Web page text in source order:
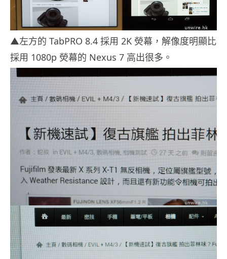
▲左方的 TabPRO 8.4 採用 2K 熒幕，解像度明顯比
採用 1080p 熒幕的 Nexus 7 高出很多。